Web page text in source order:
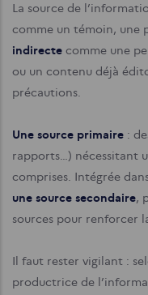
La source de
comme un témoin, une
indirecte comme une
ou un contenu déjà
précautions.
Une source primaire :
rapports…) nécessitant
comprises. Intégrée
une source secondaire,
sources pour renforcer
Il faut rester vigilant :
productrice de